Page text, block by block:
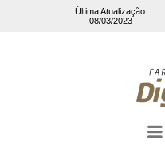
Última Atualização:
08/03/2023